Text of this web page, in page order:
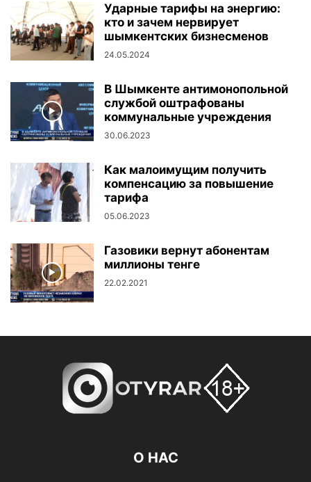
Ударные тарифы на энергию:
кто и зачем нервирует
шымкентских бизнесменов
24.05.2024
В Шымкенте антимонопольной
службой оштрафованы
коммунальные учреждения
30.06.2023
Как малоимущим получить
компенсацию за повышение
тарифа
05.06.2023
Газовики вернут абонентам
миллионы тенге
22.02.2021
О НАС